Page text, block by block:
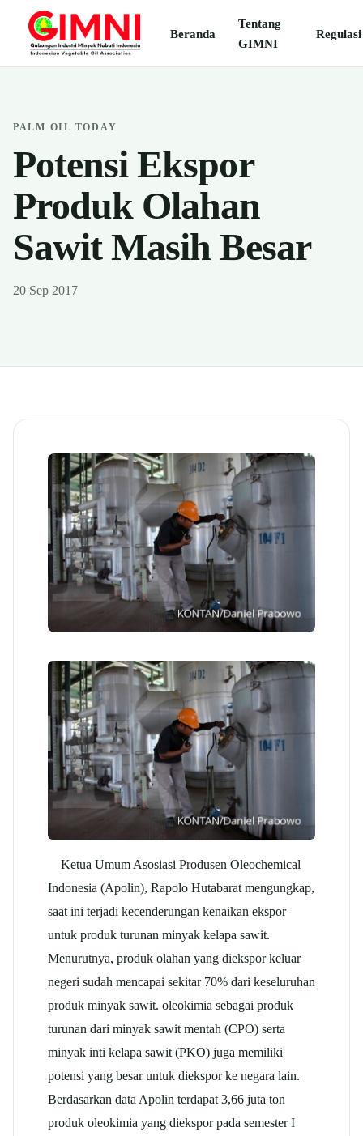
Beranda
Tentang
GIMNI
Regulasi
PALM OIL TODAY
Potensi Ekspor
Produk Olahan
Sawit Masih Besar
20 Sep 2017
Ketua Umum Asosiasi Produsen Oleochemical
Indonesia (Apolin), Rapolo Hutabarat mengungkap,
saat ini terjadi kecenderungan kenaikan ekspor
untuk produk turunan minyak kelapa sawit.
Menurutnya, produk olahan yang diekspor keluar
negeri sudah mencapai sekitar 70% dari keseluruhan
produk minyak sawit. oleokimia sebagai produk
turunan dari minyak sawit mentah (CPO) serta
minyak inti kelapa sawit (PKO) juga memiliki
potensi yang besar untuk diekspor ke negara lain.
Berdasarkan data Apolin terdapat 3,66 juta ton
produk oleokimia yang diekspor pada semester I